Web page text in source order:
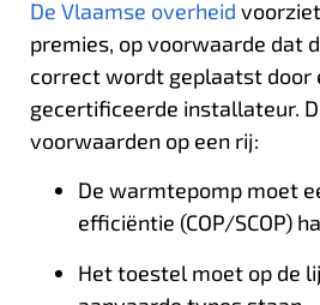
De Vlaamse overheid
premies, op voorwaarde dat
correct wordt geplaatst door
gecertificeerde installateur.
voorwaarden op een rij:
De warmtepomp moet
efficiëntie (COP/SCOP)
Het toestel moet op de